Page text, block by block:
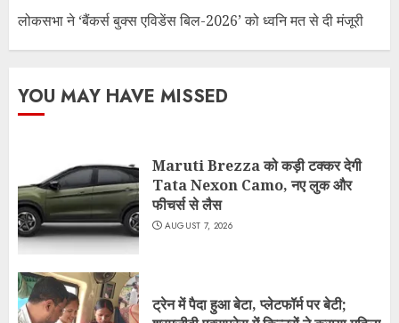
लोकसभा ने ‘बैंकर्स बुक्स एविडेंस बिल-2026’ को ध्वनि मत से दी मंजूरी
YOU MAY HAVE MISSED
Maruti Brezza को कड़ी टक्कर देगी
Tata Nexon Camo, नए लुक और
फीचर्स से लैस
AUGUST 7, 2026
ट्रेन में पैदा हुआ बेटा, प्लेटफॉर्म पर बेटी;